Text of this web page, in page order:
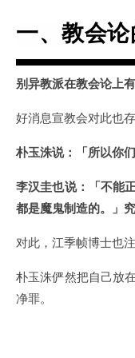
一、教会
别异教派在教会论上
好消息宣教会对此也
朴玉洙说：「所以你
李汉圭也说：「不能
都是魔鬼制造的。」
对此，江季帧博士也
朴玉洙俨然把自己放
净罪。